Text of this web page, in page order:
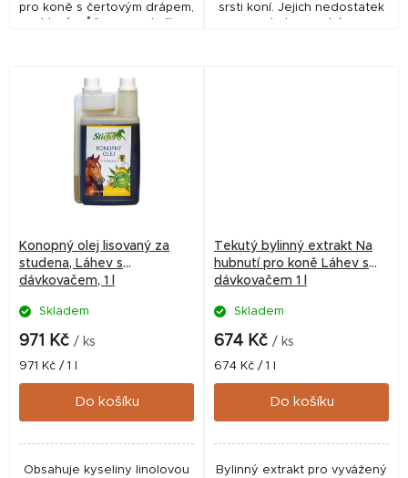
pro koně s čertovým drápem,
který může pomoci při
srsti koní. Jejich nedostatek
vede k poruchám
Konopný olej lisovaný za
studena, Láhev s
dávkovačem, 1 l
Skladem
971 Kč / ks
Měrná
cena:
971 Kč / 1 l
Do košíku
Obsahuje kyseliny linolovou
Tekutý bylinný extrakt Na
hubnutí pro koně Láhev s
dávkovačem 1 l
Skladem
674 Kč / ks
Měrná
cena:
674 Kč / 1 l
Do košíku
Bylinný extrakt pro vyvážený